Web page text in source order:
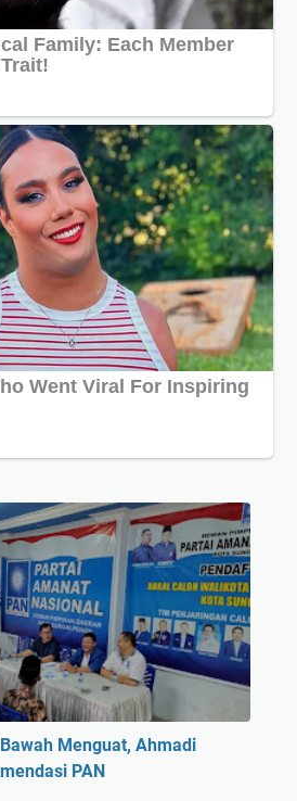
Menguat, Ahmadi
PAN